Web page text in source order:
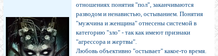
отношениях понятия "пол", заканчиваются
разводом и ненавистью, остыванием. Понятия
"мужчина и женщина" отнесены системой в
категорию "зло" - так как имеют признаки
"агрессора и жертвы".
Любовь объективно "остывает" какое-то время.